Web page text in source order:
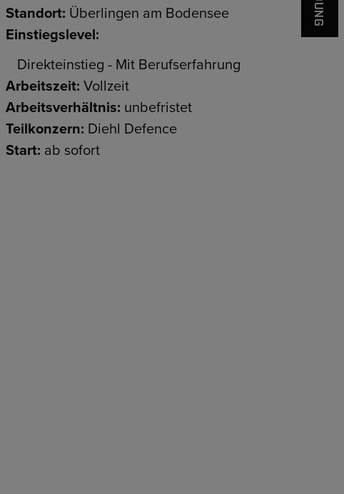
Standort: Überlingen am Bodensee
Einstiegslevel:
Direkteinstieg - Mit Berufserfahrung
Arbeitszeit: Vollzeit
Arbeitsverhältnis: unbefristet
Teilkonzern: Diehl Defence
Start: ab sofort